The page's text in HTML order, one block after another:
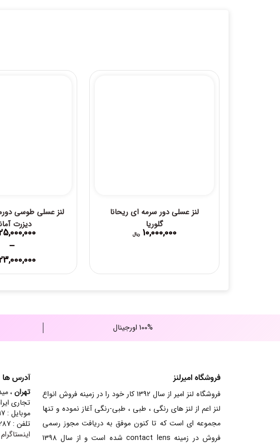
لنز عسلی دور سرمه ای ریحانا
گلوریا
10,000,000 ریال
لنز عسلی طوسی
دیزرت
–
100% اورجینال
فروشگاه امیرلنز
فروشگاه لنز امیر از سال 1392 کار خود را در زمینه فروش انواع
لنز اعم از لنز های رنگی ، طبی ، طبی-رنگی آغاز نموده و تنها
مجموعه ای است که تا کنون موفق به دریافت مجوز رسمی
فروش در زمینه contact lens شده است و از سال 1398
آدرس ها
تهران ،
تجاری
موبایل : 09375592817
تلفن : 02188854287